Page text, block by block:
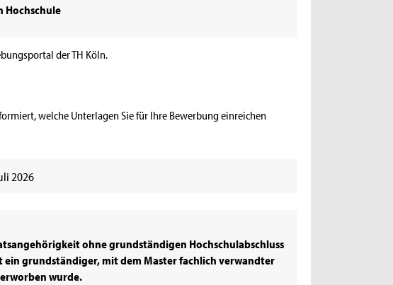
Hochschule
der TH Köln.
welche Unterlagen Sie für Ihre Bewerbung einreichen
2026
ohne grundständigen Hochschulabschluss
ein grundständiger, mit dem Master fachlich verwandter
wurde.